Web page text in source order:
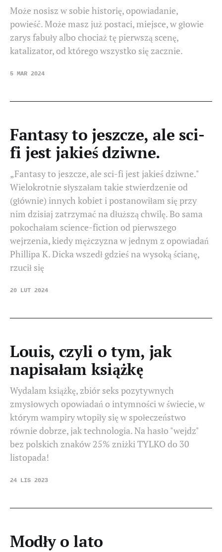
Może nosisz w sobie historię, opowiadanie,
powieść. Może masz już postaci, miejsce, w głowie
zarys fabuły albo chociaż tę pierwszą scenę,
katalizator, od którego wszystko się zacznie.
5 MAR 2024
Fantasy to jeszcze, ale sci-
fi jest jakieś dziwne.
„Fantasy to jeszcze, ale sci-fi jest jakieś dziwne."
Wielokrotnie słyszałam takie stwierdzenie od
(głównie) innych kobiet i postanowiłam się przy
nim dzisiaj zatrzymać na dłuższą chwilę. Bo sama
pokochałam science-fiction od pierwszego
wejrzenia, kiedy mężczyzna w jednym z opowiadań
Phillipa K. Dicka wszedł gdzieś na wysoką ścianę,
rzucił się
20 LUT 2024
Louis, czyli o tym, jak
napisałam książkę
Wydalam książkę, zbiór seks pozytywnych
zmysłowych opowiadań o intymności w świecie, w
którym wampiry wtopiły się w społeczeństwo
równie dobrze, jak technologia. Na hasło "wejdz"
bez polskich znaków 25% zniżki TYLKO do 30
listopada!
24 LIS 2023
Modły o lato